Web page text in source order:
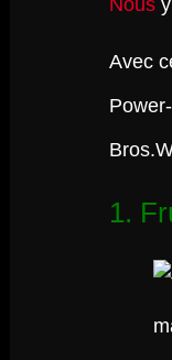
Nousy
Avec
1.